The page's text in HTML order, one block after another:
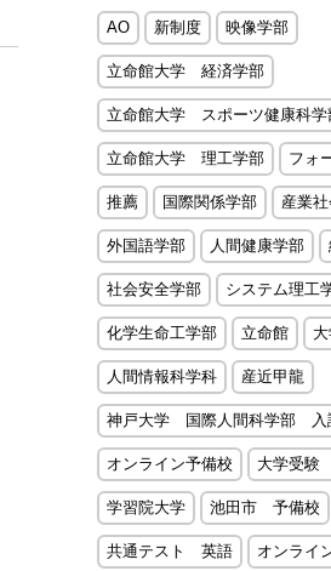
AO 新制度 映像学部
立命館大学 経済学部
立命館大学 スポーツ健康科学
立命館大学 理工学部 フォ
推薦 国際関係学部 産業
外国語学部 人間健康学部
社会安全学部 システム理工
化学生命工学部 立命館
人間情報科学科 産近甲龍
神戸大学 国際人間科学部 入
オンライン予備校 大学受験
学習院大学 池田市 予備校
共通テスト 英語 オンライ